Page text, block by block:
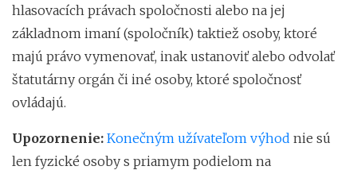
hlasovacích právach spoločnosti alebo na jej
základnom imaní (spoločník) taktiež osoby, ktoré
majú právo vymenovať, inak ustanoviť alebo odvolať
štatutárny orgán či iné osoby, ktoré spoločnosť
ovládajú.
Upozornenie: Konečným užívateľom výhod nie sú
len fyzické osoby s priamym podielom na